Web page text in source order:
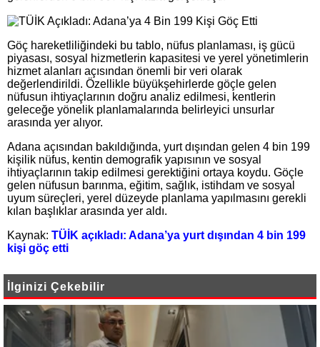
Göç hareketliliğindeki bu tablo, nüfus planlaması, iş gücü
piyasası, sosyal hizmetlerin kapasitesi ve yerel yönetimlerin
hizmet alanları açısından önemli bir veri olarak
değerlendirildi. Özellikle büyükşehirlerde göçle gelen
nüfusun ihtiyaçlarının doğru analiz edilmesi, kentlerin
geleceğe yönelik planlamalarında belirleyici unsurlar
arasında yer alıyor.
Adana açısından bakıldığında, yurt dışından gelen 4 bin 199
kişilik nüfus, kentin demografik yapısının ve sosyal
ihtiyaçlarının takip edilmesi gerektiğini ortaya koydu. Göçle
gelen nüfusun barınma, eğitim, sağlık, istihdam ve sosyal
uyum süreçleri, yerel düzeyde planlama yapılmasını gerekli
kılan başlıklar arasında yer aldı.
Kaynak: TÜİK açıkladı: Adana’ya yurt dışından 4 bin 199
kişi göç etti
İlginizi Çekebilir